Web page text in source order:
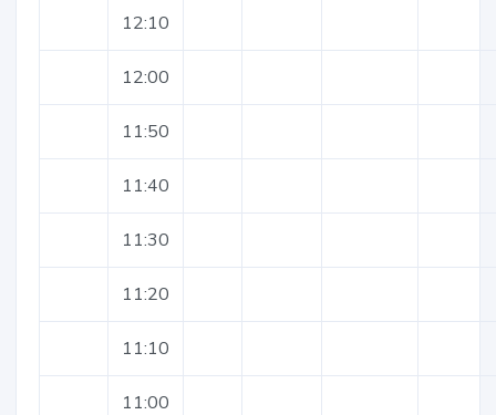
12:10
12:00
11:50
11:40
11:30
11:20
11:10
11:00